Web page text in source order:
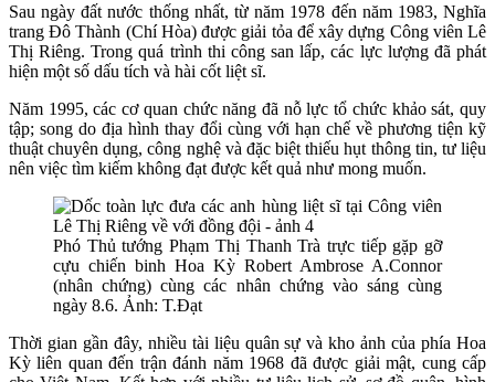
Sau ngày đất nước thống nhất, từ năm 1978 đến năm 1983, Nghĩa
trang Đô Thành (Chí Hòa) được giải tỏa để xây dựng Công viên Lê
Thị Riêng. Trong quá trình thi công san lấp, các lực lượng đã phát
hiện một số dấu tích và hài cốt liệt sĩ.
Năm 1995, các cơ quan chức năng đã nỗ lực tổ chức khảo sát, quy
tập; song do địa hình thay đổi cùng với hạn chế về phương tiện kỹ
thuật chuyên dụng, công nghệ và đặc biệt thiếu hụt thông tin, tư liệu
nên việc tìm kiếm không đạt được kết quả như mong muốn.
Phó Thủ tướng Phạm Thị Thanh Trà trực tiếp gặp gỡ
cựu chiến binh Hoa Kỳ Robert Ambrose A.Connor
(nhân chứng) cùng các nhân chứng vào sáng cùng
ngày 8.6. Ảnh: T.Đạt
Thời gian gần đây, nhiều tài liệu quân sự và kho ảnh của phía Hoa
Kỳ liên quan đến trận đánh năm 1968 đã được giải mật, cung cấp